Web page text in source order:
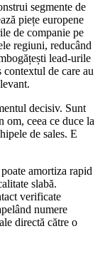
segmente de
piețe europene
de companie pe
regiuni, reducând
lead-urile
de care au
decisiv. Sunt
om, ceea ce duce la
de sales. E
amortiza rapid
slabă.
verificate
numere
directă către o